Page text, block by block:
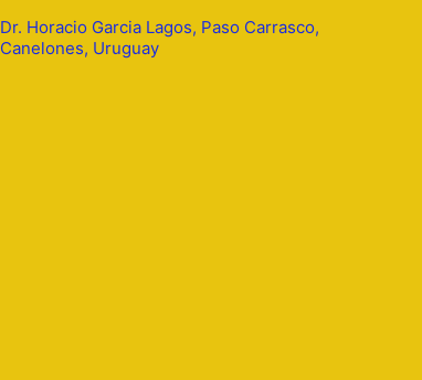
Dr. Horacio Garcia Lagos, Paso Carrasco,
Canelones, Uruguay